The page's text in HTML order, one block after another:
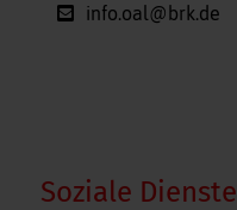
info.oal@brk.de
Soziale Dienste